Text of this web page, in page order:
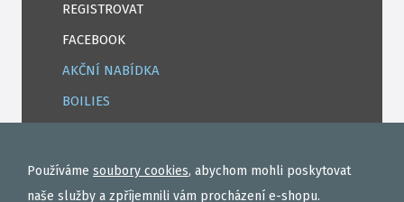
REGISTROVAT
FACEBOOK
AKČNÍ NABÍDKA
BOILIES
TEKUTÉ
OBALOVAČKY
Používáme soubory cookies, abychom mohli poskytovat
naše služby a zpříjemnili vám procházení e-shopu.